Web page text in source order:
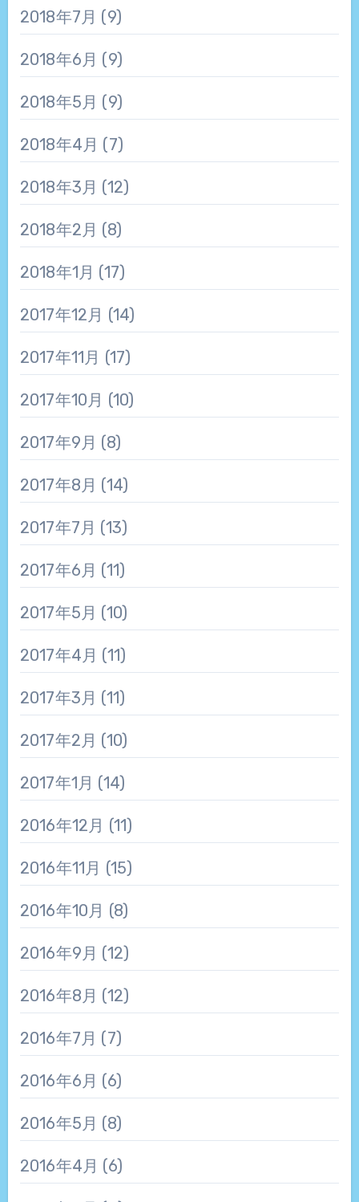
2018年7月 (9)
2018年6月 (9)
2018年5月 (9)
2018年4月 (7)
2018年3月 (12)
2018年2月 (8)
2018年1月 (17)
2017年12月 (14)
2017年11月 (17)
2017年10月 (10)
2017年9月 (8)
2017年8月 (14)
2017年7月 (13)
2017年6月 (11)
2017年5月 (10)
2017年4月 (11)
2017年3月 (11)
2017年2月 (10)
2017年1月 (14)
2016年12月 (11)
2016年11月 (15)
2016年10月 (8)
2016年9月 (12)
2016年8月 (12)
2016年7月 (7)
2016年6月 (6)
2016年5月 (8)
2016年4月 (6)